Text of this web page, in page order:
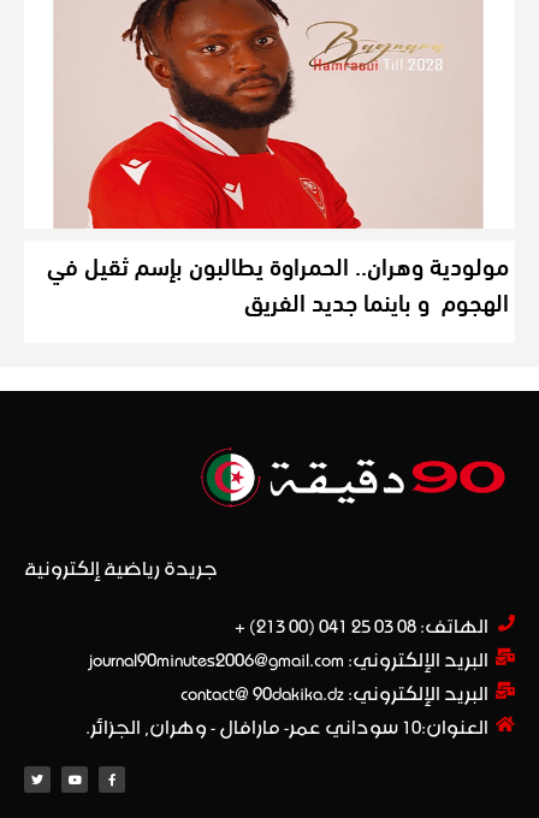
مولودية وهران.. الحمراوة يطالبون بإسم ثقيل في
الهجوم و باينما جديد الفريق
جريدة رياضية إلكترونية
الهاتف: 08 03 25 041 (00 213) +​
البريد الإلكتروني: journal90minutes2006@gmail.com
البريد الإلكتروني: contact@ 90dakika.dz
العنوان:10 سوداني عمر- مارافال - وهران, الجزائر.